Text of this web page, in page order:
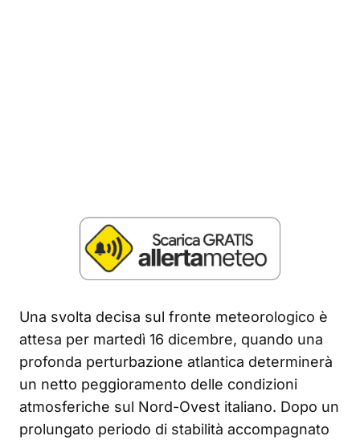
Una svolta decisa sul fronte meteorologico è
attesa per martedì 16 dicembre, quando una
profonda perturbazione atlantica determinerà
un netto peggioramento delle condizioni
atmosferiche sul Nord-Ovest italiano. Dopo un
prolungato periodo di stabilità accompagnato